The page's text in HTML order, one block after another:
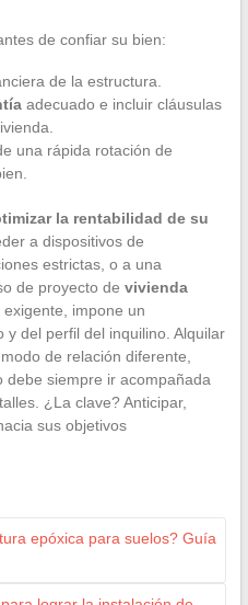
de confiar su bien:
de la estructura.
adecuado e incluir cláusulas
una rápida rotación de
la rentabilidad de su
a dispositivos de
estrictas, o a una
de proyecto de vivienda
exigente, impone un
del perfil del inquilino. Alquilar
de relación diferente,
debe siempre ir acompañada
¿La clave? Anticipar,
sus objetivos
epóxica para suelos? Guía